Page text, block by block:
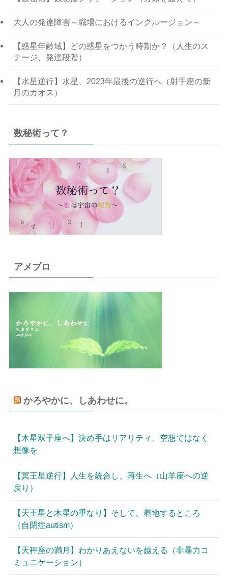
大人の発達障害～職場におけるインクルージョン～
【惑星年齢域】どの惑星をつかう時期か？（人生のス
テージ、発達段階）
【水星逆行】水星、2023年最後の逆行へ（射手座の新
月のカオス）
数秘術って？
アメブロ
かろやかに、しあわせに。
【木星双子座へ】決め手はリアリティ、空想ではなく
想像を
【冥王星逆行】人生を統合し、再生へ（山羊座への逆
戻り）
【天王星と木星の重なり】そして、着地するところ
（自閉症autism）
【天秤座の満月】わかりあえないを越える（非暴力コ
ミュニケーション）